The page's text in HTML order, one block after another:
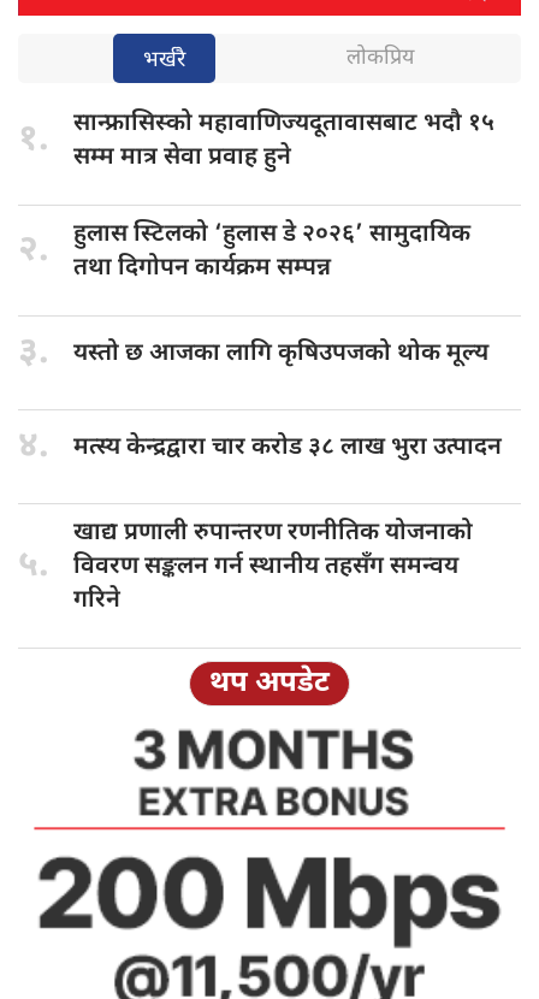
भर्खरै लोकप्रिय
१. सान्फ्रासिस्को महावाणिज्यदूतावासबाट भदौ १५
सम्म मात्र सेवा प्रवाह हुने
२. हुलास स्टिलको ‘हुलास डे २०२६’ सामुदायिक
तथा दिगोपन कार्यक्रम सम्पन्न
३. यस्तो छआजका लागि कृषिउपजको थोक मूल्य
४. मत्स्य केन्द्रद्वाराचार करोड ३८ लाख भुरा उत्पादन
५.
खाद्य प्रणालीरुपान्तरण रणनीतिक योजनाको
विवरण सङ्कलन गर्न स्थानीय तहसँग समन्वय
गरिने
थप अपडेट